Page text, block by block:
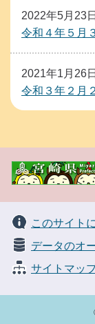
2022年5月23日
令和４年５月
2021年1月26日
令和３年２月
このサイト
データのオ
サイトマッ